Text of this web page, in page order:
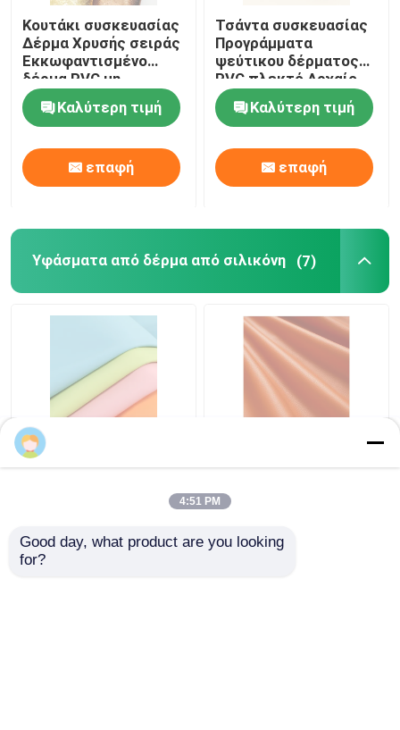
Κουτάκι συσκευασίας
Δέρμα Χρυσής σειράς
Εκκωφαντισμένο
δέρμα PVC μη
υφασμένο
Καλύτερη τιμή
επαφή
Τσάντα συσκευασίας
Προγράμματα
ψεύτικου δέρματος
PVC πλεκτό Αρχαίο
χαλκό ύφασμα
Καλύτερη τιμή
επαφή
Υφάσματα από δέρμα από σιλικόνη (7)
Ελαφρύ Σιλικόνιο
Δερμάτινο ύφασμα
4:51 PM
Good day, what product are you looking
for?